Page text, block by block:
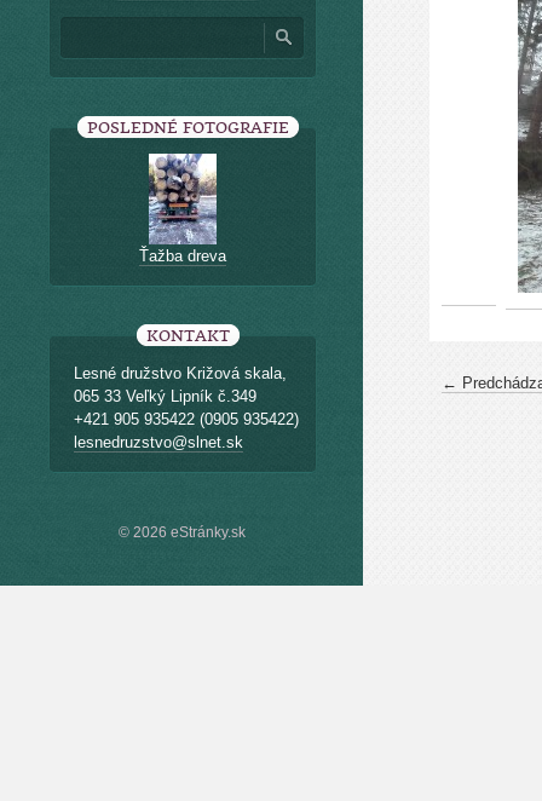
←
POSLEDNÉ FOTOGRAFIE
Ťažba dreva
KONTAKT
Lesné družstvo Križová skala,
065 33 Veľký Lipník č.349
+421 905 935422 (0905 935422)
lesnedruzstvo@slnet.sk
© 2026 eStránky.sk